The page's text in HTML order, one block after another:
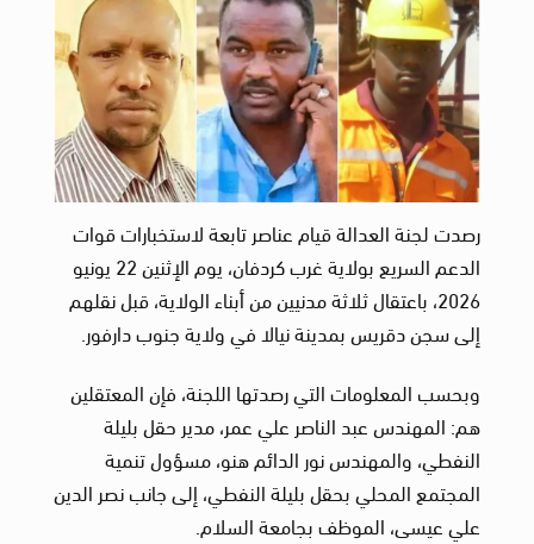
رصدت لجنة العدالة قيام عناصر تابعة لاستخبارات قوات
الدعم السريع بولاية غرب كردفان، يوم الإثنين 22 يونيو
2026، باعتقال ثلاثة مدنيين من أبناء الولاية، قبل نقلهم
إلى سجن دقريس بمدينة نيالا في ولاية جنوب دارفور.
وبحسب المعلومات التي رصدتها اللجنة، فإن المعتقلين
هم: المهندس عبد الناصر علي عمر، مدير حقل بليلة
النفطي، والمهندس نور الدائم هنو، مسؤول تنمية
المجتمع المحلي بحقل بليلة النفطي، إلى جانب نصر الدين
علي عيسى، الموظف بجامعة السلام.